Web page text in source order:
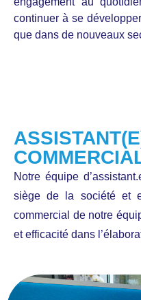
continuer à se
que dans de nouveaux
Notre équipe
siège de la société et
commercial de notre
et efficacité dans